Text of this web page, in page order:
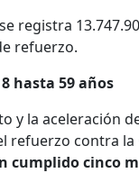
registra
refuerzo.
hasta 59 años
y la aceleración
refuerzo contra
cinco